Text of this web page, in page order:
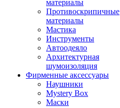
материалы
Противоскрипичные
материалы
Мастика
Инструменты
Автоодеяло
Архитектурная
шумоизоляция
Фирменные аксессуары
Наушники
Mystery Box
Маски